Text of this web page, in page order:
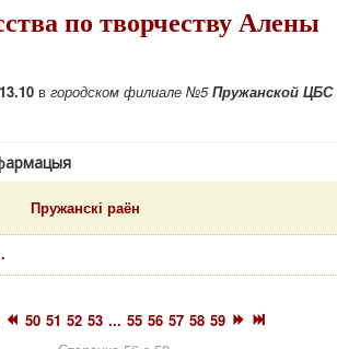
по творчеству Алены
в городском филиале №5Пружанской ЦБС
Пружанскі раён
50 51 52 53 ... 55 56 57 58 59